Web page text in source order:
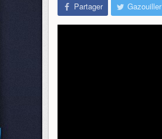
Partager Gazouiller